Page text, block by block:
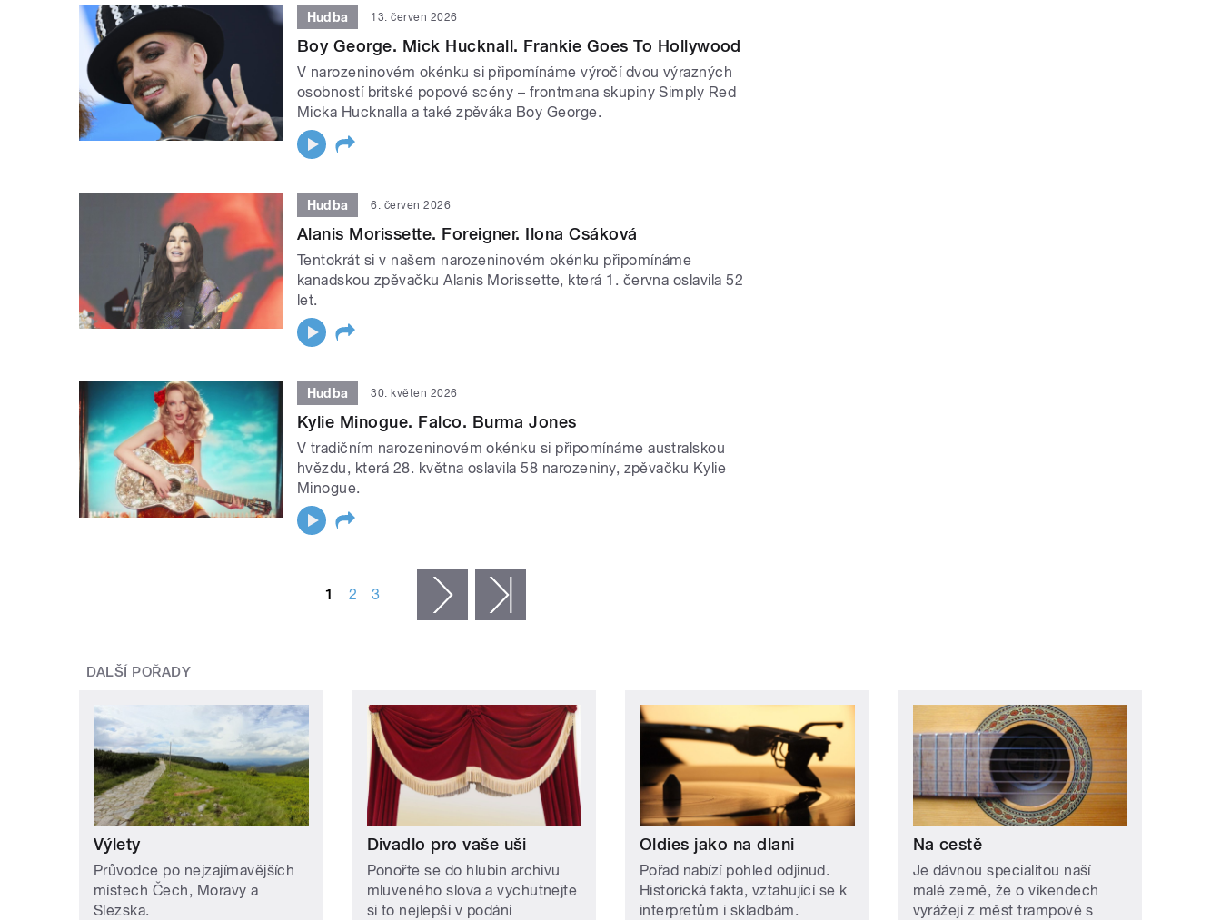
Hudba 13. červen 2026
Boy George. Mick Hucknall. Frankie Goes To Hollywood
V narozeninovém okénku si připomínáme výročí dvou výrazných
osobností britské popové scény – frontmana skupiny Simply Red
Micka Hucknalla a také zpěváka Boy George.
Hudba 6. červen 2026
Alanis Morissette. Foreigner. Ilona Csáková
Tentokrát si v našem narozeninovém okénku připomínáme
kanadskou zpěvačku Alanis Morissette, která 1. června oslavila 52
let.
Hudba 30. květen 2026
Kylie Minogue. Falco. Burma Jones
V tradičním narozeninovém okénku si připomínáme australskou
hvězdu, která 28. května oslavila 58 narozeniny, zpěvačku Kylie
Minogue.
1 2 3 následující ›
DALŠÍ POŘADY
Výlety
Průvodce po nejzajímavějších
místech Čech, Moravy a
Slezska.
Divadlo pro vaše uši
Ponořte se do hlubin archivu
mluveného slova a vychutnejte
si to nejlepší v podání
Oldies jako na dlani
Pořad nabízí pohled odjinud.
Historická fakta, vztahující se k
interpretům i skladbám.
Na cestě
Je dávnou specialitou naší
malé země, že o víkendech
vyrážejí z měst trampové s